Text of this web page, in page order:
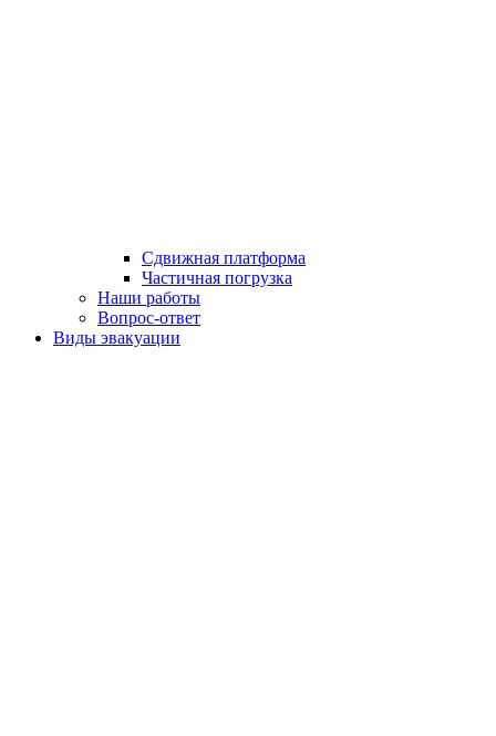
Сдвижная платформа
Частичная погрузка
Наши работы
Вопрос-ответ
Виды эвакуации